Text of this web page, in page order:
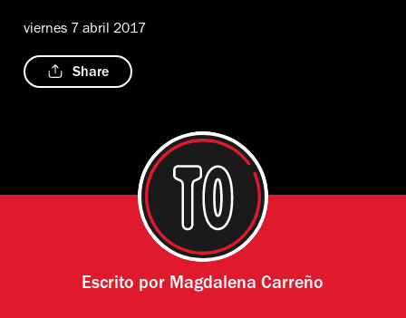
viernes 7 abril 2017
Share
Escrito por Magdalena Carreño